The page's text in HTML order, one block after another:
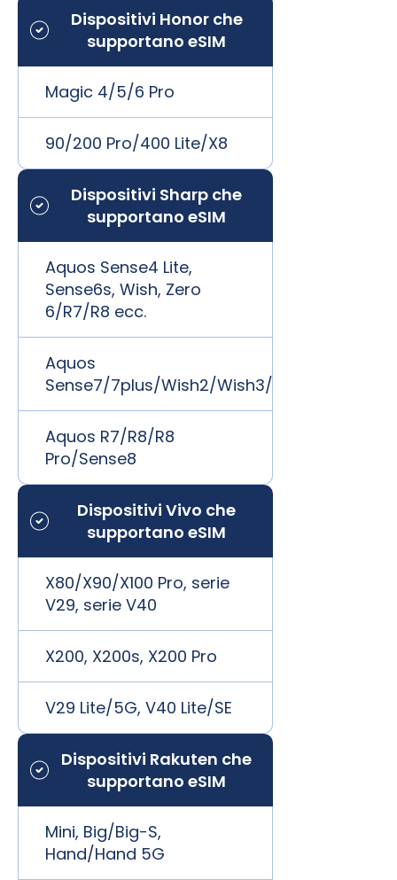
Dispositivi Honor che
supportano eSIM
Magic 4/5/6 Pro
90/200 Pro/400 Lite/X8
Dispositivi Sharp che
supportano eSIM
Aquos Sense4 Lite,
Sense6s, Wish, Zero
6/R7/R8 ecc.
Aquos
Sense7/7plus/Wish2/Wish3/zero6/R7/R8
Aquos R7/R8/R8
Pro/Sense8
Dispositivi Vivo che
supportano eSIM
X80/X90/X100 Pro, serie
V29, serie V40
X200, X200s, X200 Pro
V29 Lite/5G, V40 Lite/SE
Dispositivi Rakuten che
supportano eSIM
Mini, Big/Big-S,
Hand/Hand 5G